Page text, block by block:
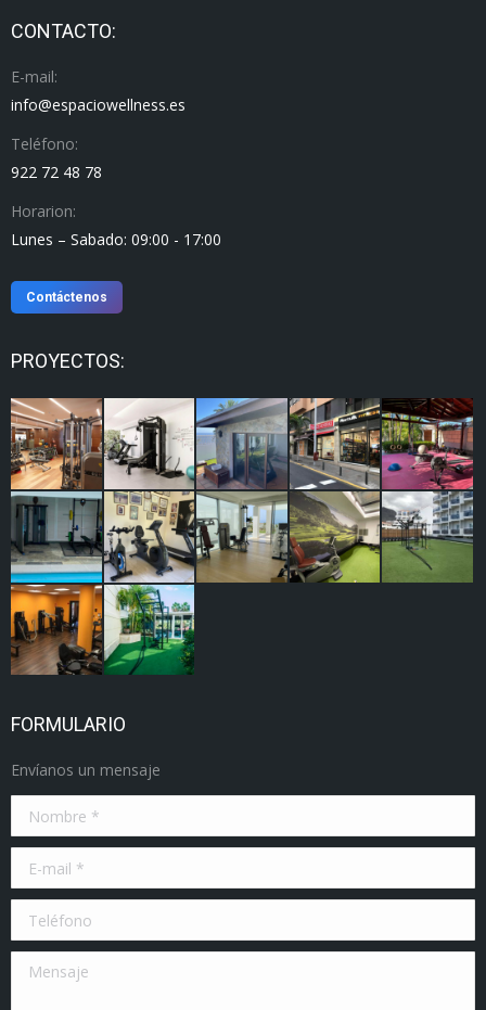
CONTACTO:
E-mail:
info@espaciowellness.es
Teléfono:
922 72 48 78
Horarion:
Lunes – Sabado: 09:00 - 17:00
Contáctenos
PROYECTOS:
FORMULARIO
Envíanos un mensaje
Nombre *
E-mail *
Teléfono
Mensaje